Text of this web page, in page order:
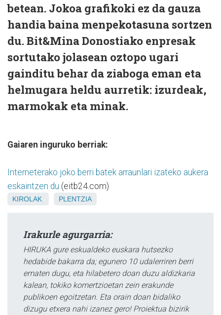
betean. Jokoa grafikoki ez da gauza
handia baina menpekotasuna sortzen
du. Bit&Mina Donostiako enpresak
sortutako jolasean oztopo ugari
gainditu behar da ziaboga eman eta
helmugara heldu aurretik: izurdeak,
marmokak eta minak.
Gaiaren inguruko berriak:
Interneterako joko berri batek arraunlari izateko aukera
eskaintzen du (eitb24.com)
KIROLAK PLENTZIA
Irakurle agurgarria:
HIRUKA gure eskualdeko euskara hutsezko
hedabide bakarra da; egunero 10 udalerriren berri
ematen dugu, eta hilabetero doan duzu aldizkaria
kalean, tokiko komertzioetan zein erakunde
publikoen egoitzetan. Eta orain doan bidaliko
dizugu etxera nahi izanez gero! Proiektua bizirik